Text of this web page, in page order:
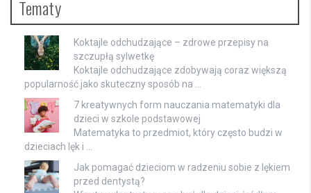
Tematy
Koktajle odchudzające – zdrowe przepisy na
szczupłą sylwetkę
Koktajle odchudzające zdobywają coraz większą
popularność jako skuteczny sposób na …
7 kreatywnych form nauczania matematyki dla
dzieci w szkole podstawowej
Matematyka to przedmiot, który często budzi w
dzieciach lęk i …
Jak pomagać dzieciom w radzeniu sobie z lękiem
przed dentystą?